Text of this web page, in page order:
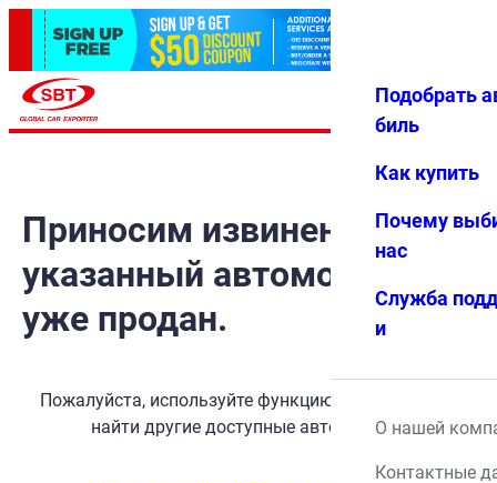
Избранн
Меню
Подобрать
биль
Как купить
Почему
нас
Служба
и
О нашей
Контактные
Приносим извинения, но
указанный автомобиль
уже продан.
Пожалуйста, используйте функцию поиска, чтобы
найти другие доступные автомобили.